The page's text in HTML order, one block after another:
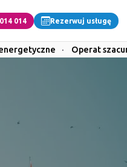
014 Rezerwuj usługę
· Operat